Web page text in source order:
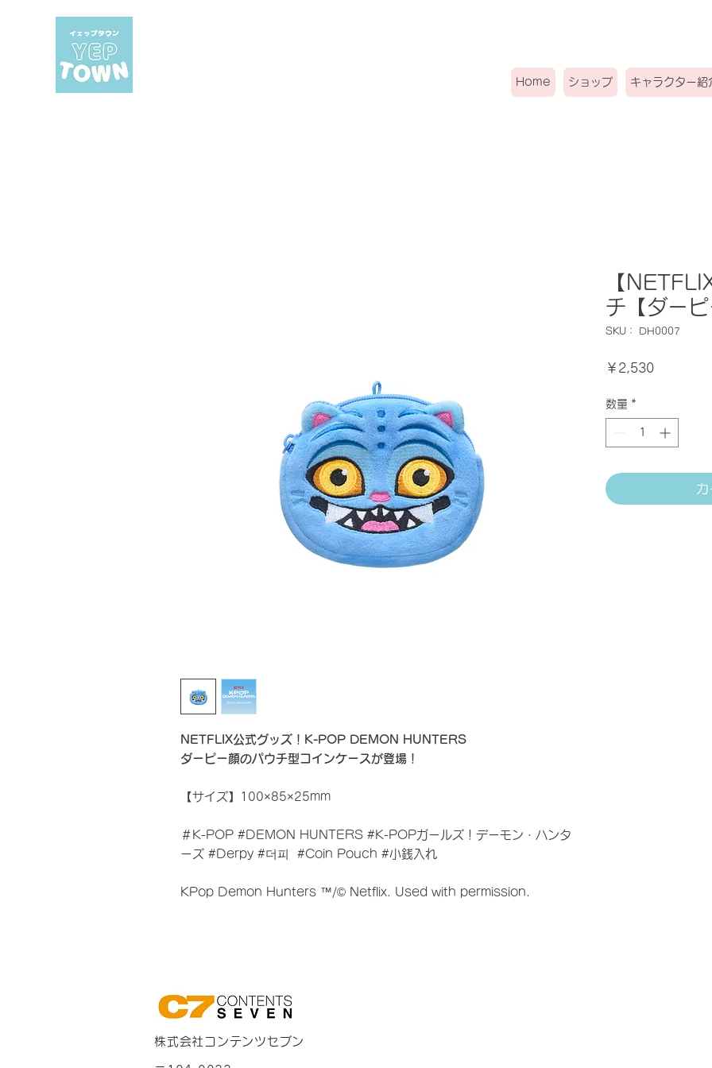
Home ショップ キャラクター紹
NETFLIX公式グッズ！K-POP DEMON HUNTERS
ダーピー顔のパウチ型コインケースが登場！
【サイズ】100×85×25mm
＃K-POP #DEMON HUNTERS #K-POPガールズ！デーモン・ハンタ
ーズ #Derpy #더피 #Coin Pouch #小銭入れ
KPop Demon Hunters ™/© Netflix. Used with permission.
【
チ【ダーピ
SKU： DH0007
￥2,530価
数量 *
カ
株式会社コンテンツセブン